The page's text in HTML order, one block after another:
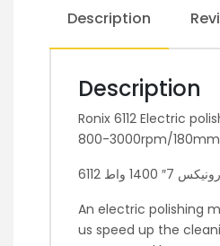
Description
Description
Ronix 6112 Electric
800-3000rpm/180mm
واط 6112
An electric polishing
us speed up the